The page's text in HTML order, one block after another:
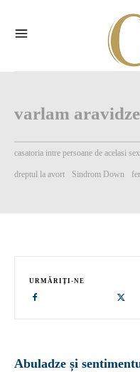
varlam aravidze
casatoria intre persoane de acelasi sex
dreptul la avort Sindrom Down
Abuladze și
URMĂRIȚI-NE